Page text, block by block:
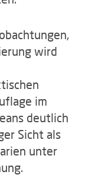
wird
im
deutlich
Sicht als
unter